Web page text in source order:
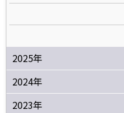
2025年
2024年
2023年